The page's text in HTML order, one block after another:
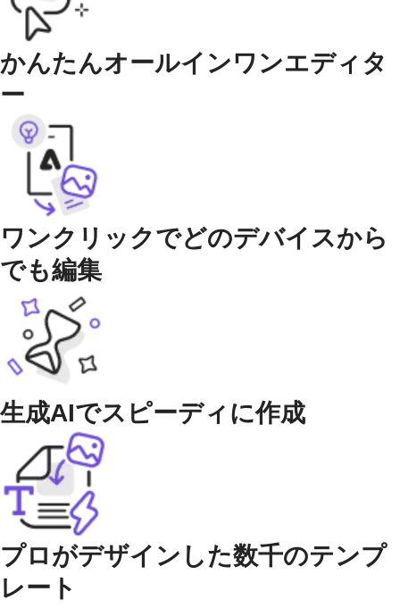
かんたんオールインワンエディタ
ー
ワンクリックでどのデバイスから
でも編集
生成AIでスピーディに作成
プロがデザインした数千のテンプ
レート